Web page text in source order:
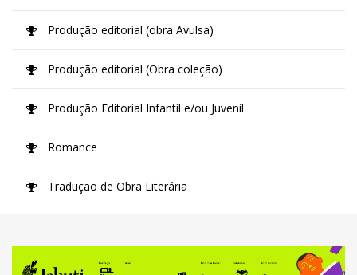
Produção editorial (obra Avulsa)
Produção editorial (Obra coleção)
Produção Editorial Infantil e/ou Juvenil
Romance
Tradução de Obra Literária